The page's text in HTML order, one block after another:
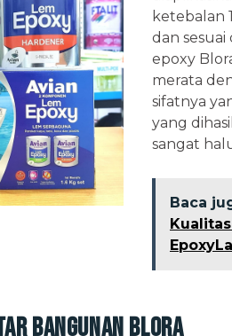
ketebalan
dan sesuai
epoxy
merata
sifatnya
yang
sangat
Baca
Bangunan Blora